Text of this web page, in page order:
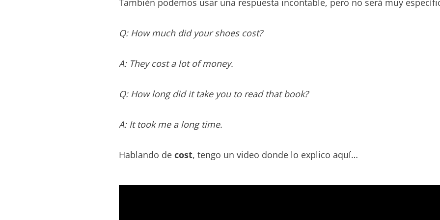
También podemos usar una respuesta incontable, pero no será muy
Q: How much did your shoes cost?
A: They cost a lot of money.
Q: How long did it take you to read that book?
A: It took me a long time.
Hablando de cost, tengo un video donde lo explico aquí…